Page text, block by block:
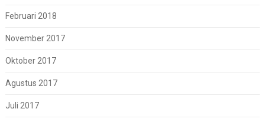
Februari 2018
November 2017
Oktober 2017
Agustus 2017
Juli 2017